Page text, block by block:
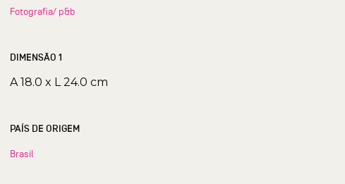
Fotografia/ p&b
DIMENSÃO 1
A 18.0 x L 24.0 cm
PAÍS DE ORIGEM
Brasil